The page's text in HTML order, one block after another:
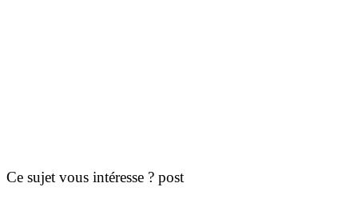
Ce sujet vous intéresse ? post